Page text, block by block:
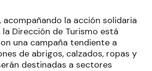
la acción solidaria
la Dirección de Turismo está
una campaña tendiente a
de abrigos, calzados, ropas y
destinadas a sectores